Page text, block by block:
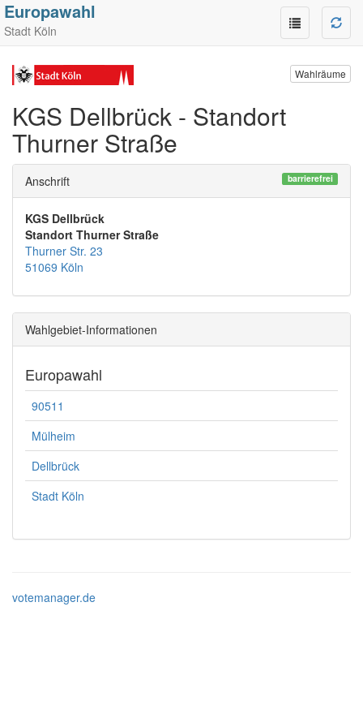
Europawahl
Stadt Köln
Wahlräume
KGS Dellbrück - Standort
Thurner Straße
Anschrift barrierefrei
KGS Dellbrück
Standort Thurner Straße
Thurner Str. 23
51069 Köln
Wahlgebiet-Informationen
Europawahl
90511
Mülheim
Dellbrück
Stadt Köln
votemanager.de